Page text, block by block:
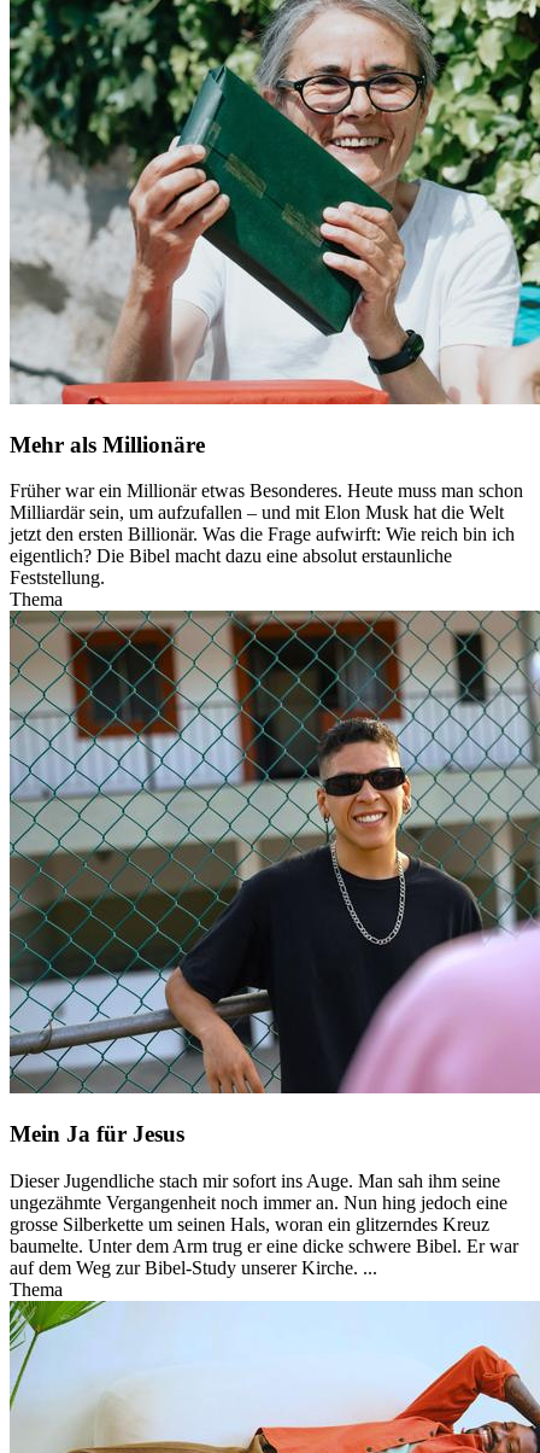
Mehr als Millionäre
Früher war ein Millionär etwas Besonderes. Heute muss man schon
Milliardär sein, um aufzufallen – und mit Elon Musk hat die Welt
jetzt den ersten Billionär. Was die Frage aufwirft: Wie reich bin ich
eigentlich? Die Bibel macht dazu eine absolut erstaunliche
Feststellung.
Thema
Mein Ja für Jesus
Dieser Jugendliche stach mir sofort ins Auge. Man sah ihm seine
ungezähmte Vergangenheit noch immer an. Nun hing jedoch eine
grosse Silberkette um seinen Hals, woran ein glitzerndes Kreuz
baumelte. Unter dem Arm trug er eine dicke schwere Bibel. Er war
auf dem Weg zur Bibel-Study unserer Kirche. ...
Thema